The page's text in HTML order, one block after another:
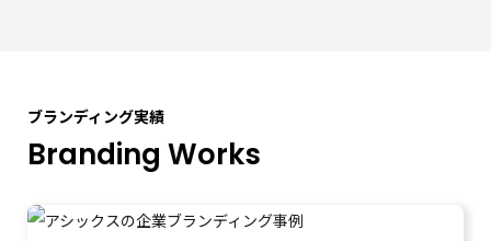
ブランディング実績
Branding Works